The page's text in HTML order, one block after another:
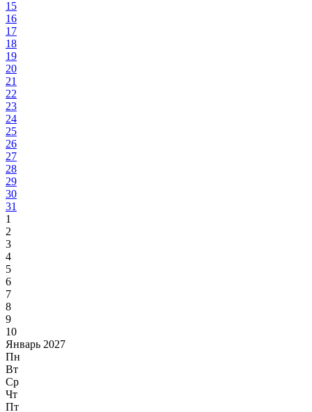
15
16
17
18
19
20
21
22
23
24
25
26
27
28
29
30
31
1
2
3
4
5
6
7
8
9
10
Январь 2027
Пн
Вт
Ср
Чт
Пт